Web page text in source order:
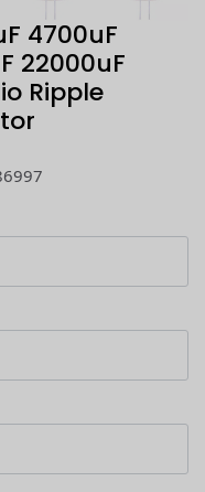
4700uF
22000uF
Ripple